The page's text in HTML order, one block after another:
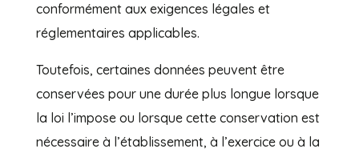
conformément aux exigences légales et
réglementaires applicables.
Toutefois, certaines données peuvent être
conservées pour une durée plus longue lorsque
la loi l’impose ou lorsque cette conservation est
nécessaire à l’établissement, à l’exercice ou à la